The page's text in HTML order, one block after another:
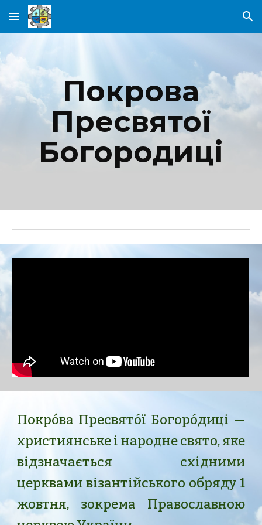
Skip to main content Skip to navigation
Покрова
Пресвятої
Богородиці
Покро́ва Пресвято́ї Богоро́диці —
християнське і народне свято, яке
відзначається східними
церквами візантійського обряду 1
жовтня, зокрема Православною